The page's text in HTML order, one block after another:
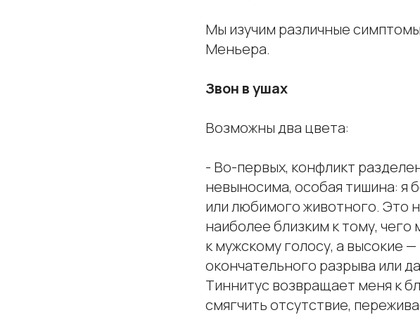
Мы изучим различные
Меньера.
Звон в ушах
Возможны два цвета:
- Во-первых, конфликт
невыносима, особая тишина: я
или любимого животного. Это
наиболее близким к тому,
к мужскому голосу, а высокие
окончательного разрыва или
Тиннитус возвращает меня к
смягчить отсутствие,